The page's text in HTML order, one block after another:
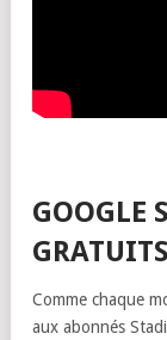
GOOGLE
Comme chaque
aux abonnés